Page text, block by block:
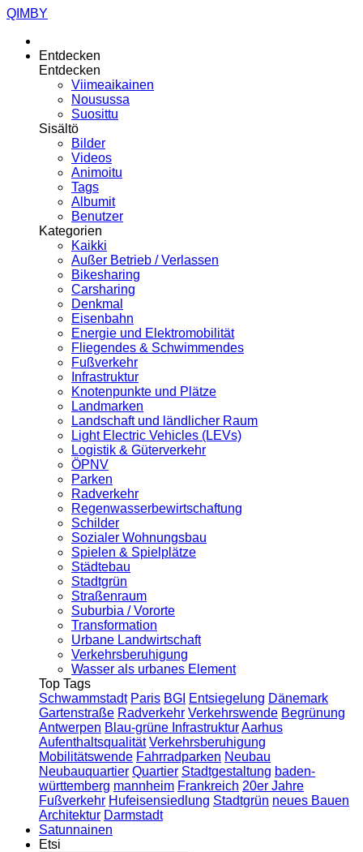
QIMBY
Entdecken
Entdecken
Viimeaikainen
Nousussa
Suosittu
Sisältö
Bilder
Videos
Animoitu
Tags
Albumit
Benutzer
Kategorien
Kaikki
Außer Betrieb / Verlassen
Bikesharing
Carsharing
Denkmal
Eisenbahn
Energie und Elektromobilität
Fliegendes & Schwimmendes
Fußverkehr
Infrastruktur
Knotenpunkte und Plätze
Landmarken
Landschaft und ländlicher Raum
Light Electric Vehicles (LEVs)
Logistik & Güterverkehr
ÖPNV
Parken
Radverkehr
Regenwasserbewirtschaftung
Schilder
Sozialer Wohnungsbau
Spielen & Spielplätze
Städtebau
Stadtgrün
Straßenraum
Suburbia / Vororte
Transformation
Urbane Landwirtschaft
Verkehrsberuhigung
Wasser als urbanes Element
Top Tags
Schwammstadt Paris BGI Entsiegelung Dänemark
Gartenstraße Radverkehr Verkehrswende Begrünung
Antwerpen Blau-grüne InfrastrukturAarhus
Aufenthaltsqualität Verkehrsberuhigung
Mobilitätswende Fahrradparken Neubau
Neubauquartier Quartier Stadtgestaltung baden-
württemberg mannheim Frankreich 20er Jahre
Fußverkehr Hufeisensiedlung Stadtgrün neues Bauen
Architektur Darmstadt
Satunnainen
Etsi